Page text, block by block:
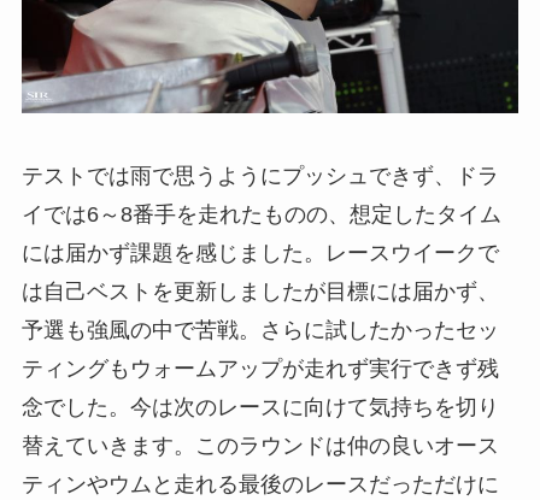
テストでは雨で思うようにプッシュできず、ドラ
イでは6～8番手を走れたものの、想定したタイム
には届かず課題を感じました。レースウイークで
は自己ベストを更新しましたが目標には届かず、
予選も強風の中で苦戦。さらに試したかったセッ
ティングもウォームアップが走れず実行できず残
念でした。今は次のレースに向けて気持ちを切り
替えていきます。このラウンドは仲の良いオース
ティンやウムと走れる最後のレースだっただけに